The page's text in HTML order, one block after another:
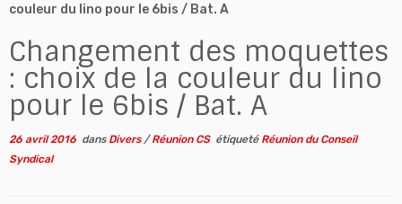
couleur du lino pour le 6bis / Bat. A
Changement des moquettes
: choix de la couleur du lino
pour le 6bis / Bat. A
26 avril 2016 dans Divers /Réunion CS étiqueté Réunion du Conseil
Syndical